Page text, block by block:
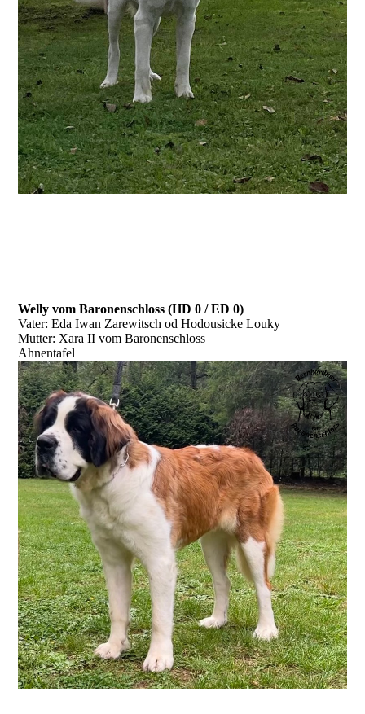
Welly vom Baronenschloss (HD 0 / ED 0)
Vater: Eda Iwan Zarewitsch od Hodousicke Louky
Mutter: Xara II vom Baronenschloss
Ahnentafel